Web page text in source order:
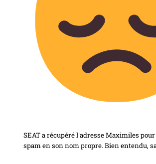
SEAT a récupéré l'adresse Maximiles
spam en son nom propre. Bien entendu,